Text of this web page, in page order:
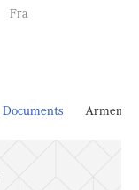
Fra
Documents Armenia